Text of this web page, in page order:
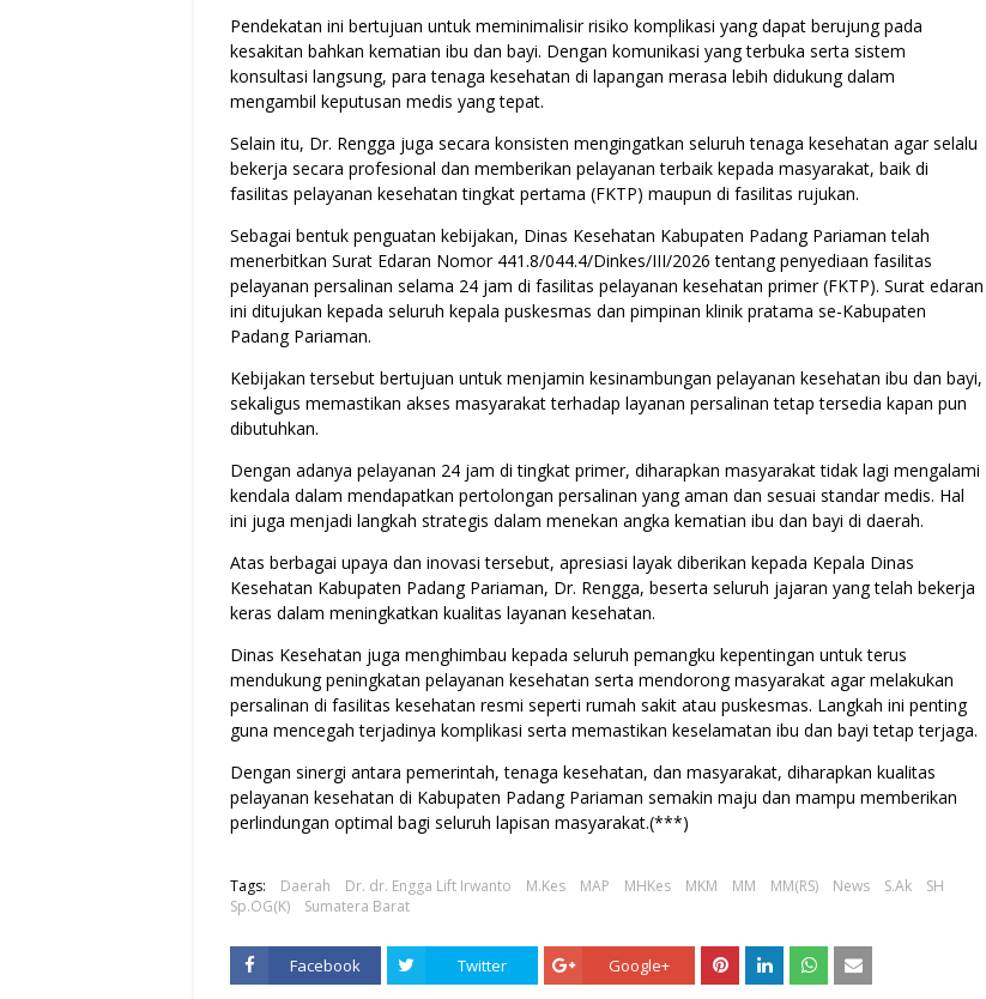
Pendekatan ini bertujuan untuk meminimalisir risiko komplikasi yang dapat berujung pada
kesakitan bahkan kematian ibu dan bayi. Dengan komunikasi yang terbuka serta sistem
konsultasi langsung, para tenaga kesehatan di lapangan merasa lebih didukung dalam
mengambil keputusan medis yang tepat.
Selain itu, Dr. Rengga juga secara konsisten mengingatkan seluruh tenaga kesehatan agar selalu
bekerja secara profesional dan memberikan pelayanan terbaik kepada masyarakat, baik di
fasilitas pelayanan kesehatan tingkat pertama (FKTP) maupun di fasilitas rujukan.
Sebagai bentuk penguatan kebijakan, Dinas Kesehatan Kabupaten Padang Pariaman telah
menerbitkan Surat Edaran Nomor 441.8/044.4/Dinkes/III/2026 tentang penyediaan fasilitas
pelayanan persalinan selama 24 jam di fasilitas pelayanan kesehatan primer (FKTP). Surat edaran
ini ditujukan kepada seluruh kepala puskesmas dan pimpinan klinik pratama se-Kabupaten
Padang Pariaman.
Kebijakan tersebut bertujuan untuk menjamin kesinambungan pelayanan kesehatan ibu dan bayi,
sekaligus memastikan akses masyarakat terhadap layanan persalinan tetap tersedia kapan pun
dibutuhkan.
Dengan adanya pelayanan 24 jam di tingkat primer, diharapkan masyarakat tidak lagi mengalami
kendala dalam mendapatkan pertolongan persalinan yang aman dan sesuai standar medis. Hal
ini juga menjadi langkah strategis dalam menekan angka kematian ibu dan bayi di daerah.
Atas berbagai upaya dan inovasi tersebut, apresiasi layak diberikan kepada Kepala Dinas
Kesehatan Kabupaten Padang Pariaman, Dr. Rengga, beserta seluruh jajaran yang telah bekerja
keras dalam meningkatkan kualitas layanan kesehatan.
Dinas Kesehatan juga menghimbau kepada seluruh pemangku kepentingan untuk terus
mendukung peningkatan pelayanan kesehatan serta mendorong masyarakat agar melakukan
persalinan di fasilitas kesehatan resmi seperti rumah sakit atau puskesmas. Langkah ini penting
guna mencegah terjadinya komplikasi serta memastikan keselamatan ibu dan bayi tetap terjaga.
Dengan sinergi antara pemerintah, tenaga kesehatan, dan masyarakat, diharapkan kualitas
pelayanan kesehatan di Kabupaten Padang Pariaman semakin maju dan mampu memberikan
perlindungan optimal bagi seluruh lapisan masyarakat.(***)
Tags: Daerah Dr. dr. Engga Lift Irwanto M.Kes MAP MHKes MKM MM MM(RS) News S.Ak
SH
Sp.OG(K)
Sumatera Barat
Facebook Twitter Google+